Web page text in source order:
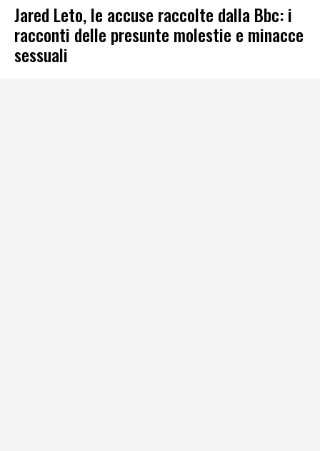
Jared Leto, le accuse raccolte dalla Bbc: i
racconti delle presunte molestie e minacce
sessuali